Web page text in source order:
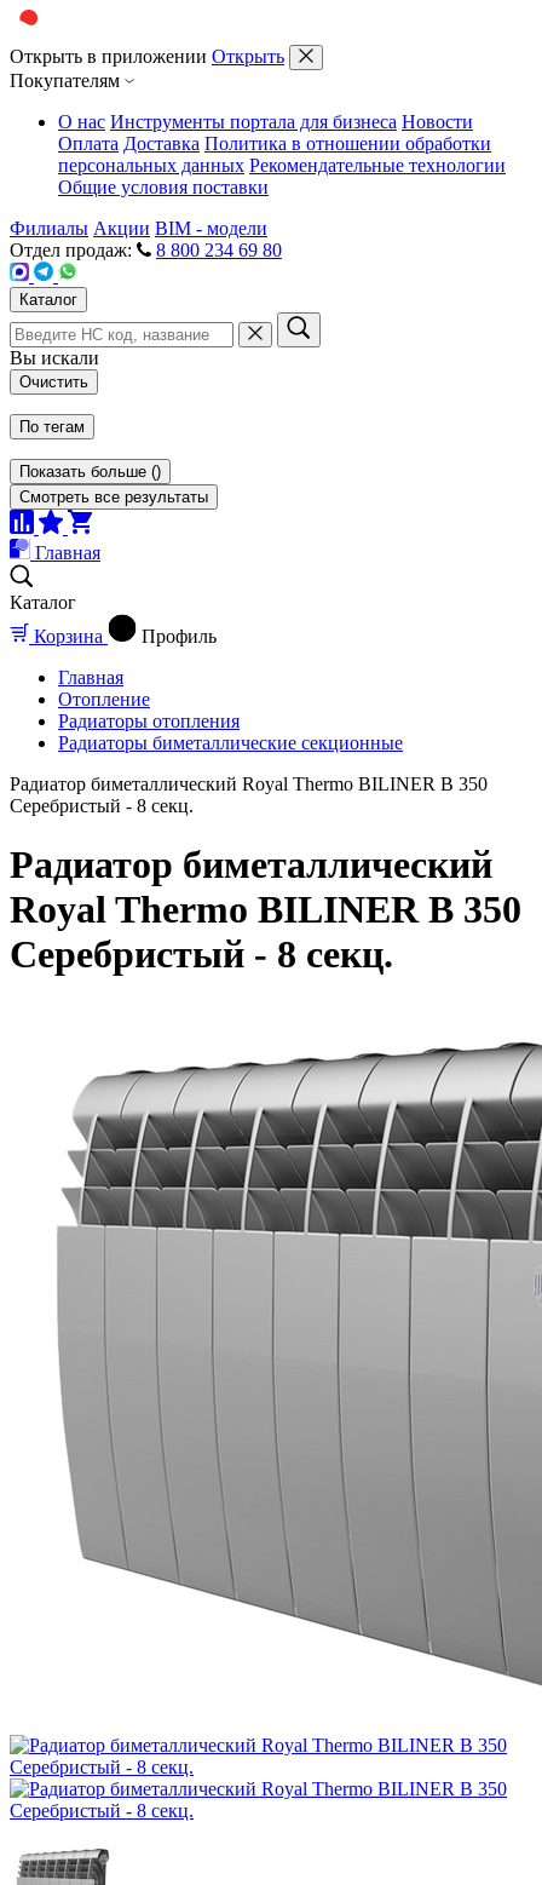
Открыть в приложении Открыть
Покупателям
О нас Инструменты портала для бизнеса Новости
Оплата Доставка Политика в отношении обработки
персональных данных Рекомендательные технологии
Общие условия поставки
Филиалы Акции BIM - модели
Отдел продаж:
8 800 234 69 80
Каталог
Вы искали
Очистить
По тегам
Показать больше ()
Смотреть все результаты
Главная
Каталог
Корзина
Профиль
Главная
Отопление
Радиаторы отопления
Радиаторы биметаллические секционные
Радиатор биметаллический Royal Thermo BILINER B 350
Серебристый - 8 секц.
Радиатор биметаллический
Royal Thermo BILINER B 350
Серебристый - 8 секц.